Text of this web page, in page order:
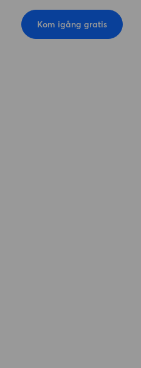
Kom igång gratis